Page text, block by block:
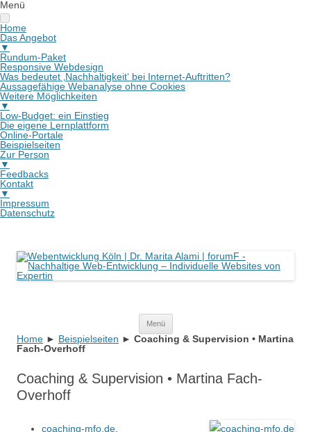
Menü
Home
Das Angebot
▼
Rundum-Paket
Responsive Webdesign
Was bedeutet ‚Nachhaltigkeit‘ bei Internet-Auftritten?
Aussagefähige Webanalyse ohne Cookies
Weitere Möglichkeiten
▼
Low-Budget: ein Einstieg
Die eigene Lernplattform
Online-Portale
Beispielseiten
Zur Person
▼
Feedbacks
Kontakt
▼
Impressum
Datenschutz
Menü
springen
Home ► Beispielseiten ► Coaching & Supervision • Martina
Fach-Overhoff
Coaching & Supervision • Martina Fach-
Overhoff
coaching-mfo.de